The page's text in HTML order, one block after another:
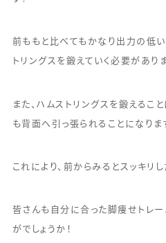
前ももと比べてもかなり出力の低
トリングスを鍛えていく必要があり
また、ハムストリングスを鍛えるこ
も背面へ引っ張られることになりま
これにより、前からみるとスッキリ
皆さんも自分に合った脚痩せトレ
がでしょうか！